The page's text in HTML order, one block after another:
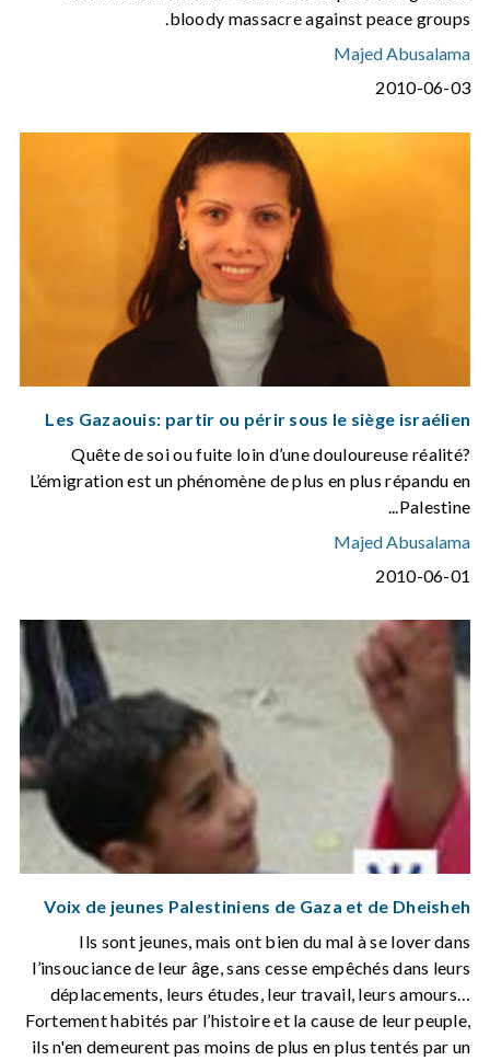
bloody massacre against peace groups.
Majed Abusalama
2010-06-03
Les Gazaouis: partir ou périr sous le siège israélien
Quête de soi ou fuite loin d’une douloureuse réalité?
L’émigration est un phénomène de plus en plus répandu en
Palestine...
Majed Abusalama
2010-06-01
Voix de jeunes Palestiniens de Gaza et de Dheisheh
Ils sont jeunes, mais ont bien du mal à se lover dans
l’insouciance de leur âge, sans cesse empêchés dans leurs
déplacements, leurs études, leur travail, leurs amours…
Fortement habités par l’histoire et la cause de leur peuple,
ils n'en demeurent pas moins de plus en plus tentés par un